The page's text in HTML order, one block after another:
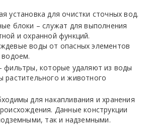
установка для очистки сточных вод.
блоки – служат для выполнения
и охранной функций.
воды от опасных элементов
фильтры, которые удаляют из воды
растительного и животного
для накапливания и хранения
Данные конструкции
так и надземными.